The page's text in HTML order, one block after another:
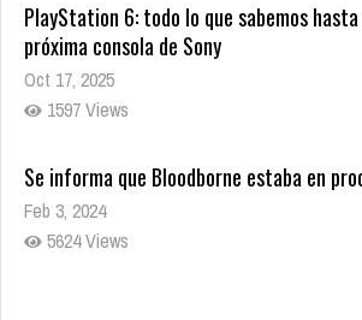
PlayStation 6: todo lo que sabemos
próxima consola de Sony
Oct 17, 2025
1597 Views
Se informa que Bloodborne estaba en
Feb 3, 2024
5624 Views